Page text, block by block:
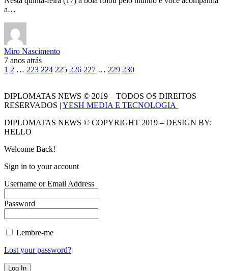
a…
Miro Nascimento
7 anos atrás
1 2 … 223 224 225 226 227 … 229 230
DIPLOMATAS NEWS © 2019 – TODOS OS DIREITOS
RESERVADOS | YESH MEDIA E TECNOLOGIA
DIPLOMATAS NEWS © COPYRIGHT 2019 – DESIGN BY:
HELLO
Welcome Back!
Sign in to your account
Username or Email Address
Password
Lembre-me
Lost your password?